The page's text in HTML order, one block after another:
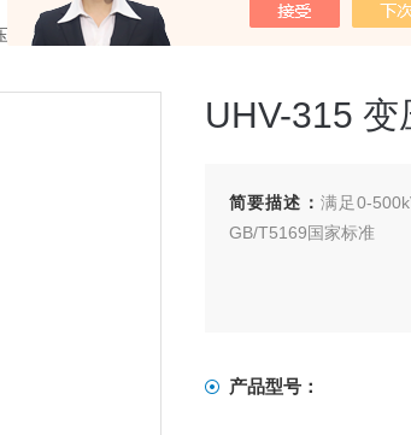
综合测试台 > UHV-315 变压器综合测试台
UHV-315 变
简要描述： 满足0-
GB/T5169国家标准
产品型号：